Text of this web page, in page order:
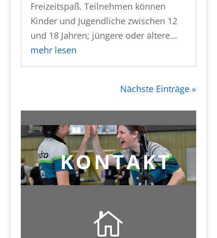
Freizeitspaß. Teilnehmen können
Kinder und Jugendliche zwischen 12
und 18 Jahren; jüngere oder ältere...
mehr lesen
Nächste Einträge »
KONTAKT
